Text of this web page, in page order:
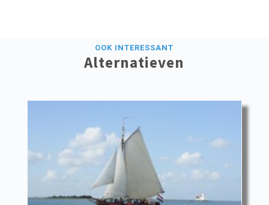
OOK INTERESSANT
Alternatieven